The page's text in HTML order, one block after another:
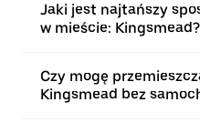
Jaki jest najtańszy
w mieście: Kingsmead?
Czy mogę
Kingsmead bez